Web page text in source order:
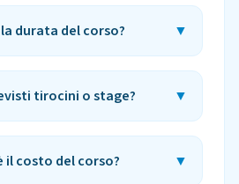
durata del corso? ▼
tirocini o stage? ▼
il costo del corso? ▼